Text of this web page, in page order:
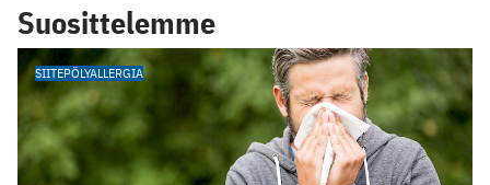
Suosittelemme
SIITEPÖLYALLERGIA